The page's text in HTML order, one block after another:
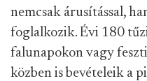
nemcsak árusítással,
foglalkozik. Évi 180
falunapokon vagy
közben is bevételeik a